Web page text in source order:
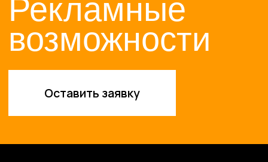
Сайт разработан в M2B